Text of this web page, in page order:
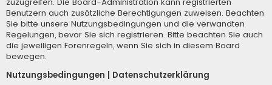
Benutzern auch zusätzliche Berechtigungen zuweisen. Beachten
Sie bitte unsere Nutzungsbedingungen und die verwandten
Regelungen, bevor Sie sich registrieren. Bitte beachten Sie auch
die jeweiligen Forenregeln, wenn Sie sich in diesem Board
bewegen.
Nutzungsbedingungen
Datenschutzerklärung